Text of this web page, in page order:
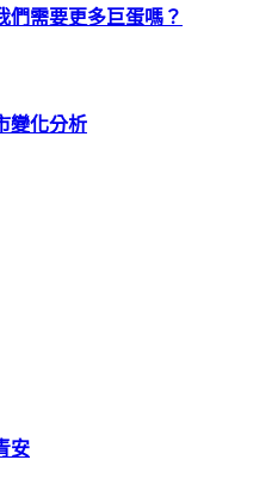
們需要更多巨蛋嗎？
變化分析
安